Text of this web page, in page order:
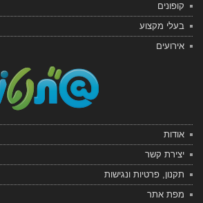
קופונים
בעלי מקצוע
אירועים
אודות
יצירת קשר
תקנון, פרטיות ונגישות
מפת אתר